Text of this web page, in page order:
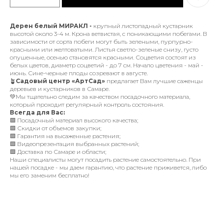
Дерен белый МИРАКЛ - крупный листопадный кустарник
высотой около 3-4 м. Крона ветвистая, с поникающими побегами. В
зависимости от сорта побеги могут быть зелеными, пурпурно-
красными или желтоватыми. Листья светло-зеленые снизу, густо
опушенные, осенью становятся красными. Соцветия состоят из
белых цветов, диаметр соцветий - до 7 см. Начало цветения - май -
июнь. Сине-черные плоды созревают в августе.
🪴 Садовый центр «АртСад» предлагает Вам лучшие саженцы
деревьев и кустарников в Самаре.
💚Мы тщательно следим за качеством посадочного материала,
который проходит регулярный контроль состояния.
Всегда для Вас:
🟩 Посадочный материал высокого качества;
🟩 Скидки от объемов закупки;
🟩 Гарантия на высаженные растения;
🟩 Видеопрезентация выбранных растений;
🟩 Доставка по Самаре и области;
Наши специалисты могут посадить растение самостоятельно. При
нашей посадке - мы даем гарантию, что растение приживется, либо
мы его заменим бесплатно!